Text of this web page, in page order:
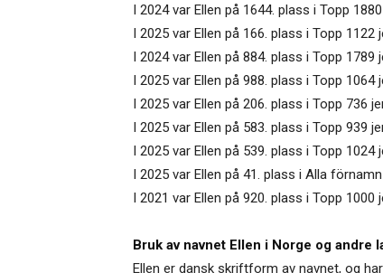
I 2024 var Ellen på 1644. plass i Topp
I 2025 var Ellen på 166. plass i Topp 1122
I 2024 var Ellen på 884. plass i Topp 1789
I 2025 var Ellen på 988. plass i Topp 1064
I 2025 var Ellen på 206. plass i Topp 736
I 2025 var Ellen på 583. plass i Topp 939
I 2025 var Ellen på 539. plass i Topp 1024
I 2025 var Ellen på 41. plass i Alla
I 2021 var Ellen på 920. plass i Topp 1000
Bruk av navnet Ellen i Norge og andre
Ellen er dansk skriftform av navnet, og